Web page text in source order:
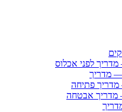
לפני אכלוס
— מדריך
פתיחה
מדריך אבטחה